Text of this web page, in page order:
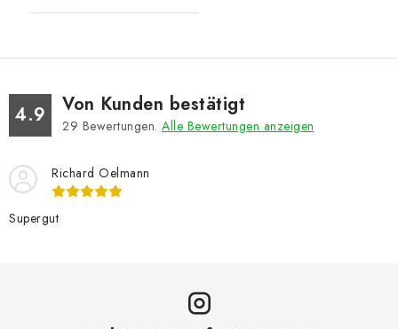
4.9 Von Kunden bestätigt
29 Bewertungen. Alle Bewertungen anzeigen
Richard Oelmann
Supergut